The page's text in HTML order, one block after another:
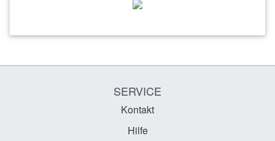
SERVICE
Kontakt
Hilfe